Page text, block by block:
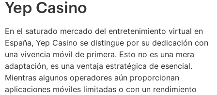
Yep Casino
En el saturado mercado del entretenimiento virtual en
España, Yep Casino se distingue por su dedicación con
una vivencia móvil de primera. Esto no es una mera
adaptación, es una ventaja estratégica de esencial.
Mientras algunos operadores aún proporcionan
aplicaciones móviles limitadas o con un rendimiento